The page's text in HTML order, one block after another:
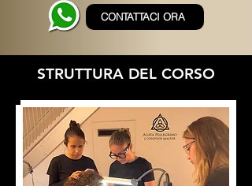
CONTATTACI ORA
STRUTTURA DEL CORSO